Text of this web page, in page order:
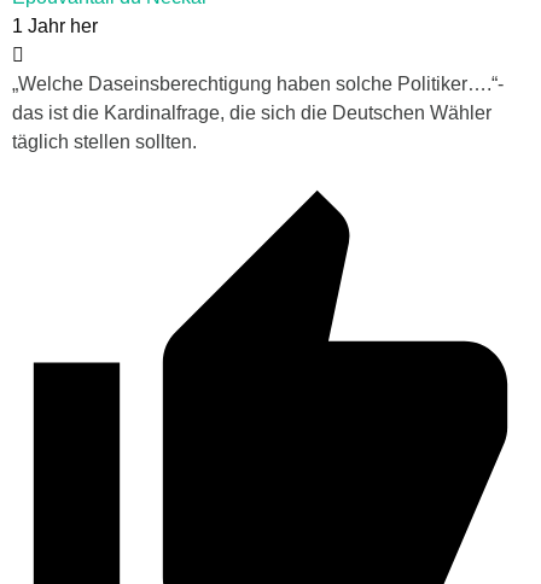
1 Jahr her
„Welche Daseinsberechtigung haben solche Politiker….“-
das ist die Kardinalfrage, die sich die Deutschen Wähler
täglich stellen sollten.